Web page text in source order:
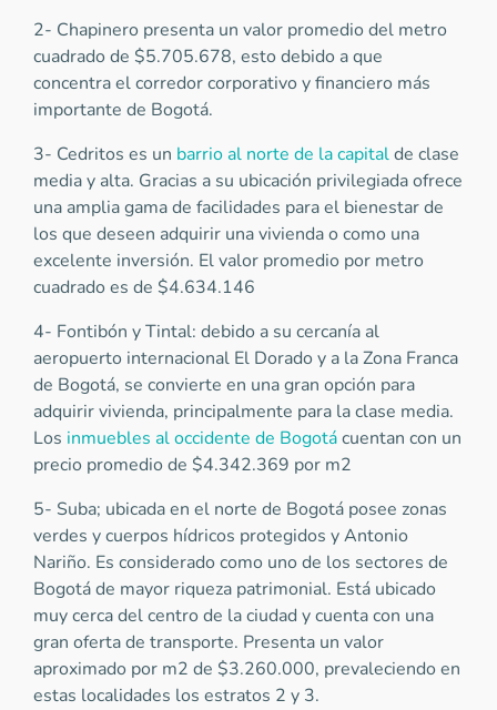
2- Chapinero presenta un valor promedio del metro
cuadrado de $5.705.678, esto debido a que
concentra el corredor corporativo y financiero más
importante de Bogotá.
3- Cedritos es un barrio al norte de la capitalde clase
media y alta. Gracias a su ubicación privilegiada ofrece
una amplia gama de facilidades para el bienestar de
los que deseen adquirir una vivienda o como una
excelente inversión. El valor promedio por metro
cuadrado es de $4.634.146
4- Fontibón y Tintal: debido a su cercanía al
aeropuerto internacional El Dorado y a la Zona Franca
de Bogotá, se convierte en una gran opción para
adquirir vivienda, principalmente para la clase media.
Los inmuebles al occidente de Bogotácuentan con un
precio promedio de $4.342.369 por m2
5- Suba; ubicada en el norte de Bogotá posee zonas
verdes y cuerpos hídricos protegidos y Antonio
Nariño. Es considerado como uno de los sectores de
Bogotá de mayor riqueza patrimonial. Está ubicado
muy cerca del centro de la ciudad y cuenta con una
gran oferta de transporte. Presenta un valor
aproximado por m2 de $3.260.000, prevaleciendo en
estas localidades los estratos 2 y 3.